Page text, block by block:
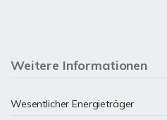
Weitere Informationen
Wesentlicher Energieträger